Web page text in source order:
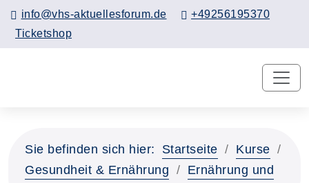
info@vhs-aktuellesforum.de
+49256195370
Ticketshop
Sie befinden sich hier: Startseite
Kurse
Gesundheit & Ernährung
Ernährung und